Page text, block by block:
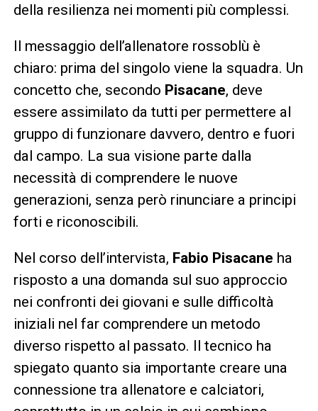
della resilienza nei momenti più complessi.
Il messaggio dell’allenatore rossoblù è
chiaro: prima del singolo viene la squadra. Un
concetto che, secondo Pisacane, deve
essere assimilato da tutti per permettere al
gruppo di funzionare davvero, dentro e fuori
dal campo. La sua visione parte dalla
necessità di comprendere le nuove
generazioni, senza però rinunciare a principi
forti e riconoscibili.
Nel corso dell’intervista, Fabio Pisacane ha
risposto a una domanda sul suo approccio
nei confronti dei giovani e sulle difficoltà
iniziali nel far comprendere un metodo
diverso rispetto al passato. Il tecnico ha
spiegato quanto sia importante creare una
connessione tra allenatore e calciatori,